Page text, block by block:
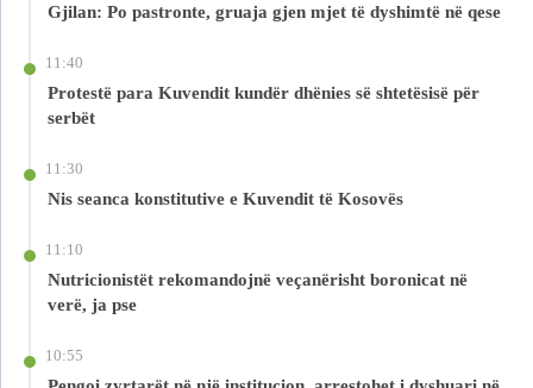
Gjilan: Po pastronte, gruaja gjen mjet të dyshimtë në qese
11:40
Protestë para Kuvendit kundër dhënies së shtetësisë për
serbët
11:30
Nis seanca konstitutive e Kuvendit të Kosovës
11:10
Nutricionistët rekomandojnë veçanërisht boronicat në
verë, ja pse
10:55